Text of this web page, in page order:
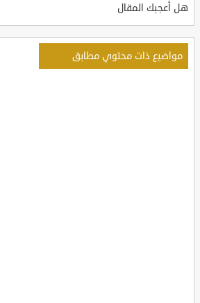
هل أعجبك المقال
مواضيع ذات محتوي مطابق